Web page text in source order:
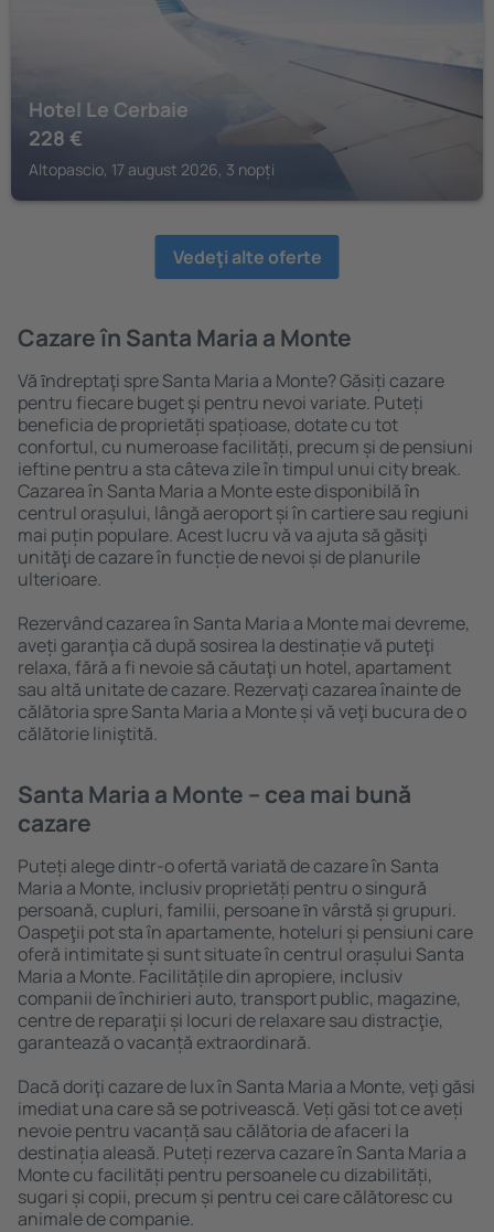
Hotel Le Cerbaie
228 €
Altopascio, 17 august 2026, 3 nopți
Vedeţi alte oferte
Cazare în Santa Maria a Monte
Vă ȋndreptaţi spre Santa Maria a Monte? Găsiți cazare
pentru fiecare buget şi pentru nevoi variate. Puteți
beneficia de proprietăți spațioase, dotate cu tot
confortul, cu numeroase facilități, precum și de pensiuni
ieftine pentru a sta câteva zile în timpul unui city break.
Cazarea în Santa Maria a Monte este disponibilă în
centrul orașului, lângă aeroport și în cartiere sau regiuni
mai puțin populare. Acest lucru vă va ajuta să găsiţi
unităţi de cazare în funcție de nevoi și de planurile
ulterioare.
Rezervând cazarea în Santa Maria a Monte mai devreme,
aveți garanţia că după sosirea la destinație vă puteţi
relaxa, fără a fi nevoie să căutaţi un hotel, apartament
sau altă unitate de cazare. Rezervaţi cazarea înainte de
călătoria spre Santa Maria a Monte și vă veţi bucura de o
călătorie liniştită.
Santa Maria a Monte – cea mai bună
cazare
Puteți alege dintr-o ofertă variată de cazare în Santa
Maria a Monte, inclusiv proprietăți pentru o singură
persoană, cupluri, familii, persoane ȋn vârstă și grupuri.
Oaspeţii pot sta în apartamente, hoteluri și pensiuni care
oferă intimitate și sunt situate în centrul orașului Santa
Maria a Monte. Facilitățile din apropiere, inclusiv
companii de închirieri auto, transport public, magazine,
centre de reparaţii și locuri de relaxare sau distracţie,
garantează o vacanță extraordinară.
Dacă doriţi cazare de lux în Santa Maria a Monte, veţi găsi
imediat una care să se potrivească. Veți găsi tot ce aveți
nevoie pentru vacanță sau călătoria de afaceri la
destinația aleasă. Puteți rezerva cazare în Santa Maria a
Monte cu facilități pentru persoanele cu dizabilități,
sugari și copii, precum și pentru cei care călătoresc cu
animale de companie.